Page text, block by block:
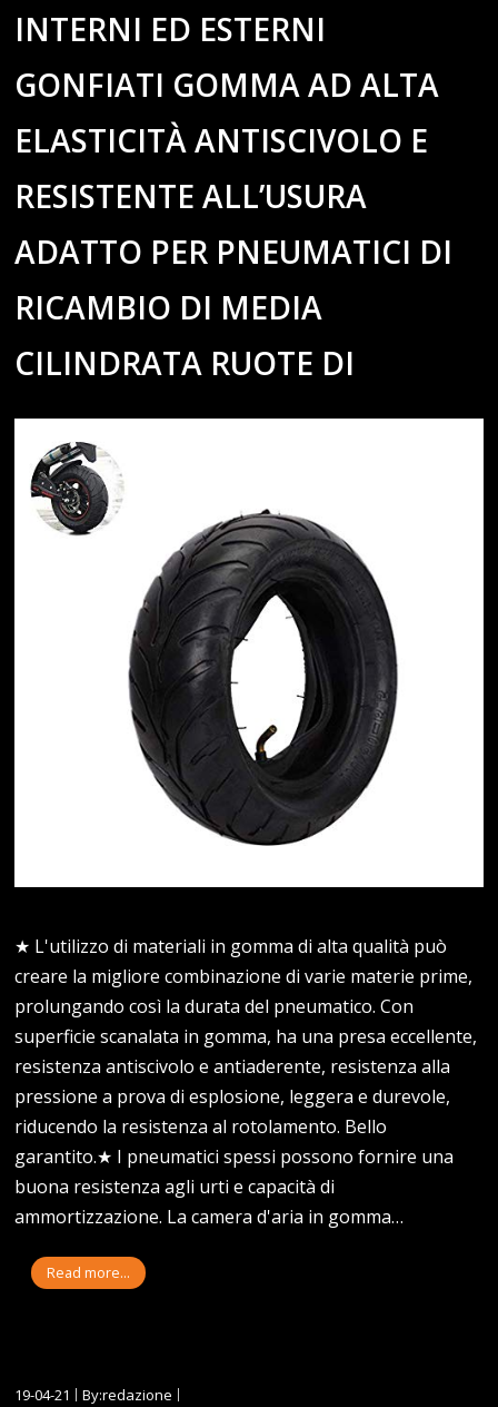
INTERNI ED ESTERNI
GONFIATI GOMMA AD ALTA
ELASTICITÀ ANTISCIVOLO E
RESISTENTE ALL’USURA
ADATTO PER PNEUMATICI DI
RICAMBIO DI MEDIA
CILINDRATA RUOTE DI
★ L'utilizzo di materiali in gomma di alta qualità può
creare la migliore combinazione di varie materie prime,
prolungando così la durata del pneumatico. Con
superficie scanalata in gomma, ha una presa eccellente,
resistenza antiscivolo e antiaderente, resistenza alla
pressione a prova di esplosione, leggera e durevole,
riducendo la resistenza al rotolamento. Bello
garantito.★ I pneumatici spessi possono fornire una
buona resistenza agli urti e capacità di
ammortizzazione. La camera d'aria in gomma…
Read more...
19-04-21
By:redazione